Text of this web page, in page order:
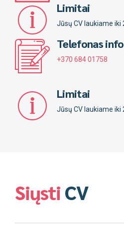
Limitai
Jūsų CV laukiame iki
Telefonas
+370 684 01758
Limitai
Jūsų CV laukiame iki
Siųsti CV